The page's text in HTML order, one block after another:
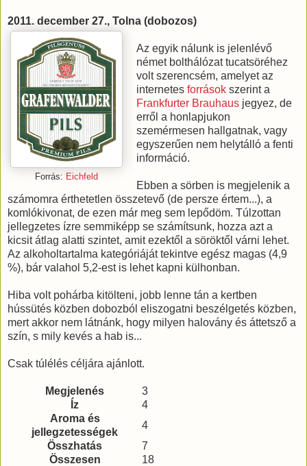
2011. december 27., Tolna (dobozos)
Forrás: Eichfeld
Az egyik nálunk is jelenlévő
német bolthálózat tucatsöréhez
volt szerencsém, amelyet az
internetes forrásokszerint a
Frankfurter Brauhausjegyez, de
erről a honlapjukon
szemérmesen hallgatnak, vagy
egyszerűen nem helytálló a fenti
információ.
Ebben a sörben is megjelenik a
számomra érthetetlen összetevő (de persze értem...), a
komlókivonat, de ezen már meg sem lepődöm. Túlzottan
jellegzetes ízre semmiképp se számítsunk, hozza azt a
kicsit átlag alatti szintet, amit ezektől a söröktől várni lehet.
Az alkoholtartalma kategóriáját tekintve egész magas (4,9
%), bár valahol 5,2-est is lehet kapni külhonban.
Hiba volt pohárba kitölteni, jobb lenne tán a kertben
hússütés közben dobozból eliszogatni beszélgetés közben,
mert akkor nem látnánk, hogy milyen halovány és áttetsző a
szín, s mily kevés a hab is...
Csak túlélés céljára ajánlott.
Megjelenés
3
Íz
4
Aroma és
jellegzetességek
4
Összhatás
7
Összesen
18